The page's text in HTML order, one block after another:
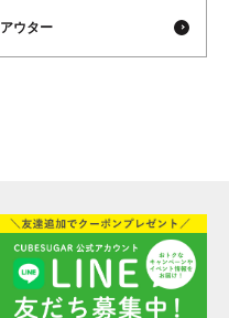
アウター